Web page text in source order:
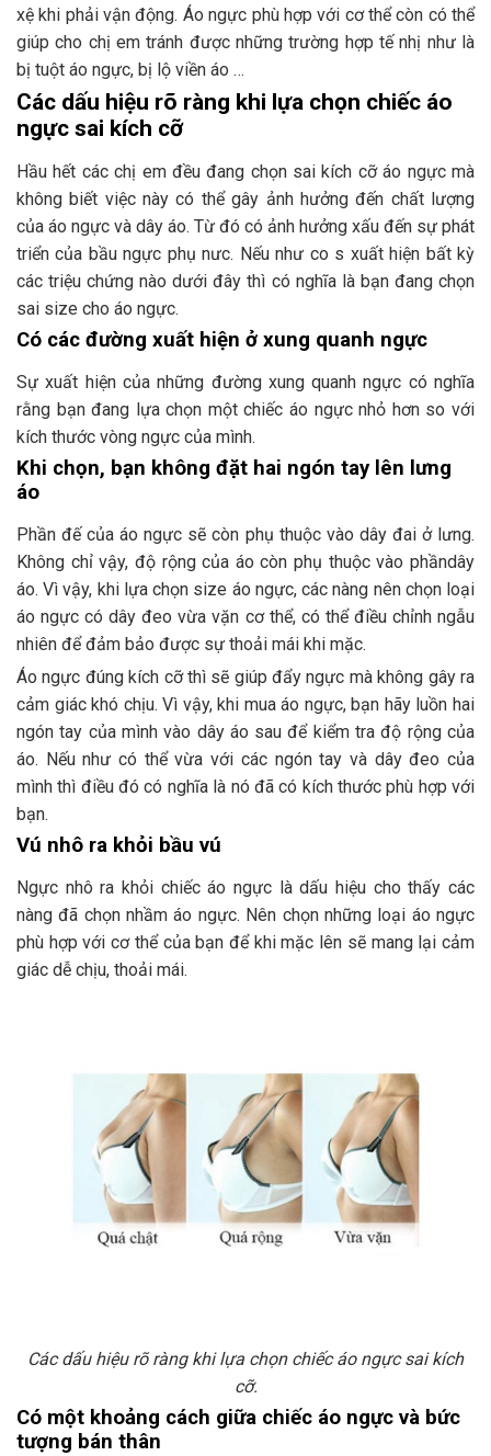
xệ khi phải vận động. Áo ngực phù hợp với cơ thể còn có thể
giúp cho chị em tránh được những trường hợp tế nhị như là
bị tuột áo ngực, bị lộ viền áo …
Các dấu hiệu rõ ràng khi lựa chọn chiếc áo
ngực sai kích cỡ
Hầu hết các chị em đều đang chọn sai kích cỡ áo ngực mà
không biết việc này có thể gây ảnh hưởng đến chất lượng
của áo ngực và dây áo. Từ đó có ảnh hưởng xấu đến sự phát
triển của bầu ngực phụ nưc. Nếu như co s xuất hiện bất kỳ
các triệu chứng nào dưới đây thì có nghĩa là bạn đang chọn
sai size cho áo ngực.
Có các đường xuất hiện ở xung quanh ngực
Sự xuất hiện của những đường xung quanh ngực có nghĩa
rằng bạn đang lựa chọn một chiếc áo ngực nhỏ hơn so với
kích thước vòng ngực của mình.
Khi chọn, bạn không đặt hai ngón tay lên lưng
áo
Phần đế của áo ngực sẽ còn phụ thuộc vào dây đai ở lưng.
Không chỉ vậy, độ rộng của áo còn phụ thuộc vào phầndây
áo. Vì vậy, khi lựa chọn size áo ngực, các nàng nên chọn loại
áo ngực có dây đeo vừa vặn cơ thể, có thể điều chỉnh ngẫu
nhiên để đảm bảo được sự thoải mái khi mặc.
Áo ngực đúng kích cỡ thì sẽ giúp đẩy ngực mà không gây ra
cảm giác khó chịu. Vì vậy, khi mua áo ngực, bạn hãy luồn hai
ngón tay của mình vào dây áo sau để kiểm tra độ rộng của
áo. Nếu như có thể vừa với các ngón tay và dây đeo của
mình thì điều đó có nghĩa là nó đã có kích thước phù hợp với
bạn.
Vú nhô ra khỏi bầu vú
Ngực nhô ra khỏi chiếc áo ngực là dấu hiệu cho thấy các
nàng đã chọn nhầm áo ngực. Nên chọn những loại áo ngực
phù hợp với cơ thể của bạn để khi mặc lên sẽ mang lại cảm
giác dễ chịu, thoải mái.
Các dấu hiệu rõ ràng khi lựa chọn chiếc áo ngực sai kích
cỡ.
Có một khoảng cách giữa chiếc áo ngực và bức
tượng bán thân